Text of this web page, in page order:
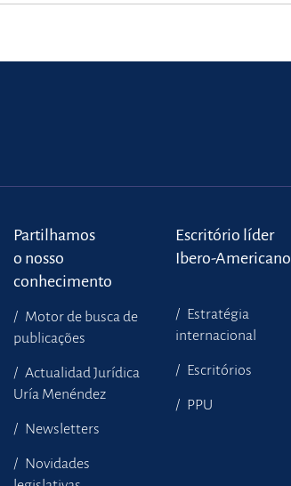
Partilhamos
o nosso
conhecimento
Motor de busca de
publicações
Actualidad Jurídica
Uría Menéndez
Newsletters
Novidades
Escritório líder
Ibero-Americano
Estratégia
internacional
Escritórios
PPU